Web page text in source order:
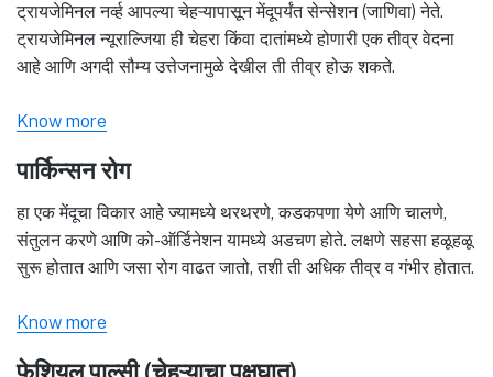
ट्रायजेमिनल नर्व्ह आपल्या चेहऱ्यापासून मेंदूपर्यंत सेन्सेशन (जाणिवा) नेते.
ट्रायजेमिनल न्यूराल्जिया ही चेहरा किंवा दातांमध्ये होणारी एक तीव्र वेदना
आहे आणि अगदी सौम्य उत्तेजनामुळे देखील ती तीव्र होऊ शकते.
Know more
पार्किन्सन रोग
हा एक मेंदूचा विकार आहे ज्यामध्ये थरथरणे, कडकपणा येणे आणि चालणे,
संतुलन करणे आणि को-ऑर्डिनेशन यामध्ये अडचण होते. लक्षणे सहसा हळूहळू
सुरू होतात आणि जसा रोग वाढत जातो, तशी ती अधिक तीव्र व गंभीर होतात.
Know more